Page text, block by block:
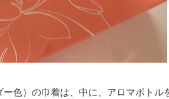
色）の巾着は、中に、アロマボトル